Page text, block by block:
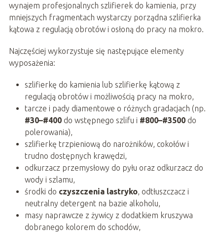
wynajem profesjonalnych szlifierek do kamienia, przy
mniejszych fragmentach wystarczy porządna szlifierka
kątowa z regulacją obrotów i osłoną do pracy na mokro.
Najczęściej wykorzystuje się następujące elementy
wyposażenia:
szlifierkę do kamienia lub szlifierkę kątową z
regulacją obrotów i możliwością pracy na mokro,
tarcze i pady diamentowe o różnych gradacjach (np.
#30–#400do wstępnego szlifu i #800–#3500do
polerowania),
szlifierkę trzpieniową do narożników, cokołów i
trudno dostępnych krawędzi,
odkurzacz przemysłowy do pyłu oraz odkurzacz do
wody i szlamu,
środki do czyszczenia lastryko, odtłuszczacz i
neutralny detergent na bazie alkoholu,
masy naprawcze z żywicy z dodatkiem kruszywa
dobranego kolorem do schodów,